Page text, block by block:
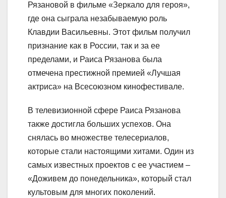
Рязановой в фильме «Зеркало для героя»,
где она сыграла незабываемую роль
Клавдии Васильевны. Этот фильм получил
признание как в России, так и за ее
пределами, и Раиса Рязанова была
отмечена престижной премией «Лучшая
актриса» на Всесоюзном кинофестивале.
В телевизионной сфере Раиса Рязанова
также достигла больших успехов. Она
снялась во множестве телесериалов,
которые стали настоящими хитами. Один из
самых известных проектов с ее участием –
«Доживем до понедельника», который стал
культовым для многих поколений.